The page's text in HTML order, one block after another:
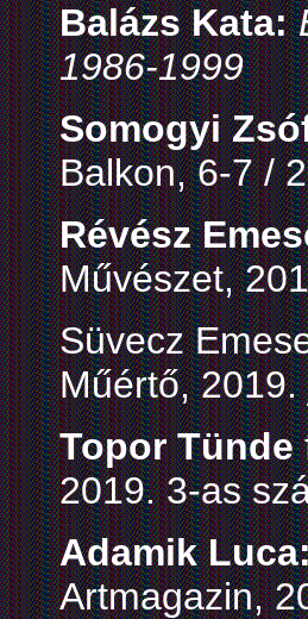
Balázs Kata:
1986-1999
Somogyi
Balkon, 6-7 /
Révész
Művészet,
Süvecz
Műértő, 2019.
Topor Tünde
2019. 3-as
Adamik
Artmagazin,